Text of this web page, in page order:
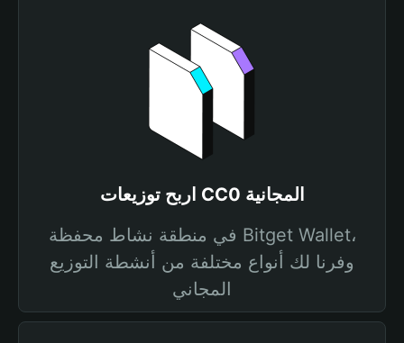
اربح توزيعات CC0 المجانية
في منطقة نشاط محفظة Bitget Wallet،
وفرنا لك أنواع مختلفة من أنشطة التوزيع
المجاني